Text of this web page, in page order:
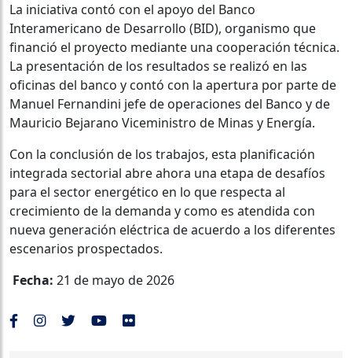
La iniciativa contó con el apoyo del Banco
Interamericano de Desarrollo (BID), organismo que
financió el proyecto mediante una cooperación técnica.
La presentación de los resultados se realizó en las
oficinas del banco y contó con la apertura por parte de
Manuel Fernandini jefe de operaciones del Banco y de
Mauricio Bejarano Viceministro de Minas y Energía.
Con la conclusión de los trabajos, esta planificación
integrada sectorial abre ahora una etapa de desafíos
para el sector energético en lo que respecta al
crecimiento de la demanda y como es atendida con
nueva generación eléctrica de acuerdo a los diferentes
escenarios prospectados.
Fecha: 21 de mayo de 2026